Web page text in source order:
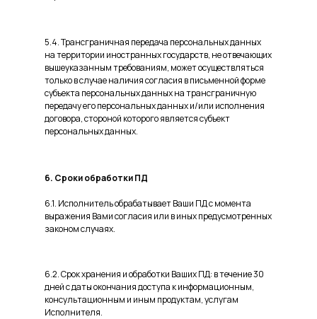
5.4. Трансграничная передача персональных данных
на территории иностранных государств, не отвечающих
вышеуказанным требованиям, может осуществляться
только в случае наличия согласия в письменной форме
субъекта персональных данных на трансграничную
передачу его персональных данных и/или исполнения
договора, стороной которого является субъект
персональных данных.
6. Сроки обработки ПД
6.1. Исполнитель обрабатывает Ваши ПД с момента
выражения Вами согласия или в иных предусмотренных
законом случаях.
6.2. Срок хранения и обработки Ваших ПД: в течение 30
дней с даты окончания доступа к информационным,
консультационным и иным продуктам, услугам
Исполнителя.